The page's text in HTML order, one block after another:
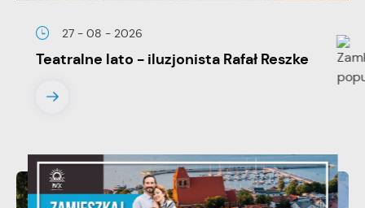
27 - 08 - 2026
Teatralne lato - iluzjonista Rafał Reszke